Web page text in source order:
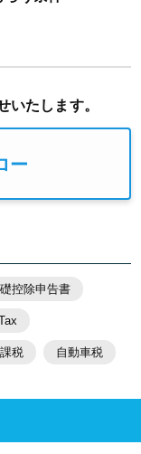
いたします。
ー
控除申告書
税 自動車税